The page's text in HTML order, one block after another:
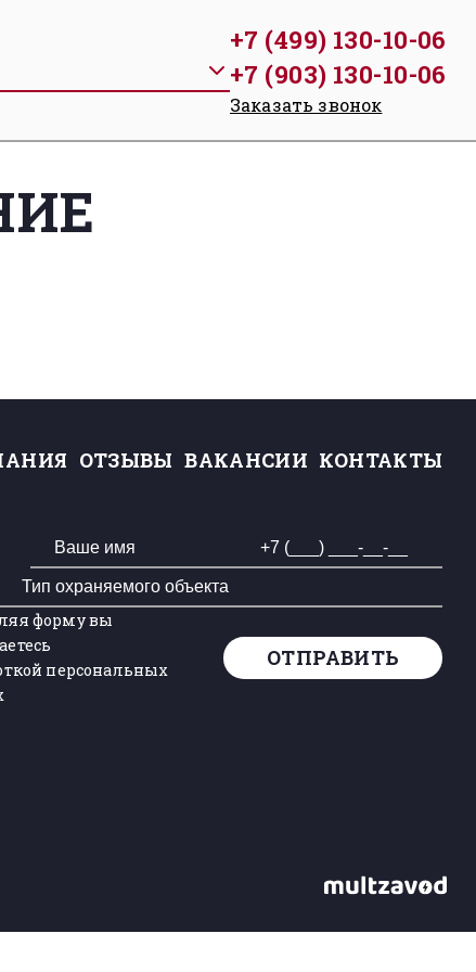
+7 (499) 130-10-06
+7 (903) 130-10-06
Заказать звонок
ОТЗЫВЫ ВАКАНСИИ КОНТАКТЫ
форму вы
персональных
ОТПРАВИТЬ